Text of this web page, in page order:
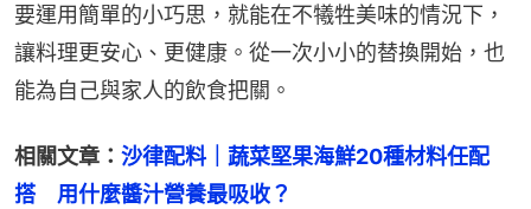
要運用簡單的小巧思，就能在不犧牲美味的情況下，
讓料理更安心、更健康。從一次小小的替換開始，也
能為自己與家人的飲食把關。
相關文章： 沙律配料｜蔬菜堅果海鮮20種材料任配
搭　用什麼醬汁營養最吸收？